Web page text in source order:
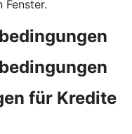
Fenster.
für Kredite